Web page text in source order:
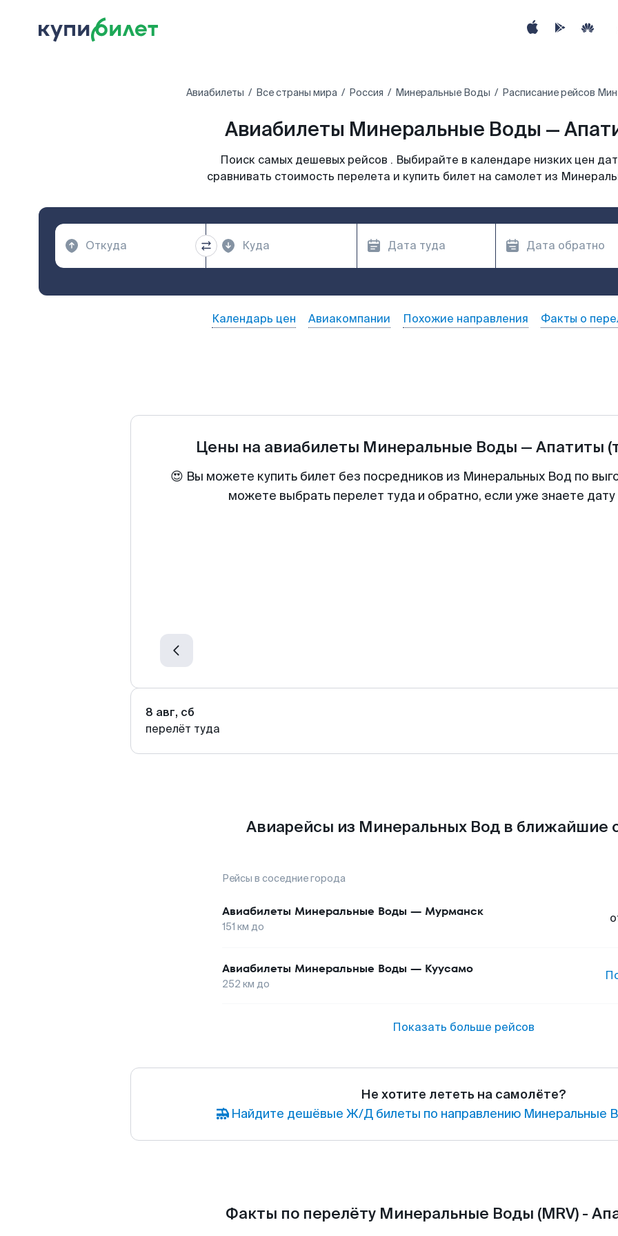
Авиабилеты Все страны мира Россия Минеральные Воды Расписание рейсов
Авиабилеты Минеральные Воды —
Поиск самых дешевых рейсов . Выбирайте в календаре низких цен
сравнивать стоимость перелета и купить билет на самолет из
Календарь цен Авиакомпании Похожие направления Факты о
Цены на авиабилеты Минеральные Воды — Апатиты
😍 Вы можете купить билет без посредников из Минеральных Вод по
можете выбрать перелет туда и обратно, если уже знаете
8 авг, сб
перелёт туда
Авиарейсы из Минеральных Вод в ближайшие
Рейсы в соседние города
Авиабилеты Минеральные Воды — Мурманск
151 км до
Авиабилеты Минеральные Воды — Куусамо
252 км до
Показать больше рейсов
Не хотите лететь на самолёте?
Найдите дешёвые Ж/Д билеты по направлению Минеральные
Факты по перелёту Минеральные Воды (MRV) -